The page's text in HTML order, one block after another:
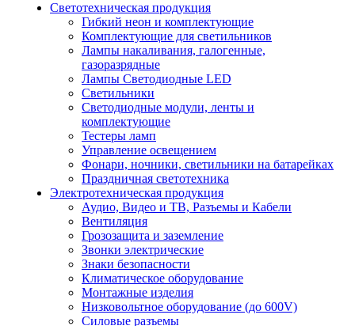
Светотехническая продукция
Гибкий неон и комплектующие
Комплектующие для светильников
Лампы накаливания, галогенные,
газоразрядные
Лампы Светодиодные LED
Светильники
Светодиодные модули, ленты и
комплектующие
Тестеры ламп
Управление освещением
Фонари, ночники, светильники на батарейках
Праздничная светотехника
Электротехническая продукция
Аудио, Видео и ТВ, Разъемы и Кабели
Вентиляция
Грозозащита и заземление
Звонки электрические
Знаки безопасности
Климатическое оборудование
Монтажные изделия
Низковольтное оборудование (до 600V)
Силовые разъемы